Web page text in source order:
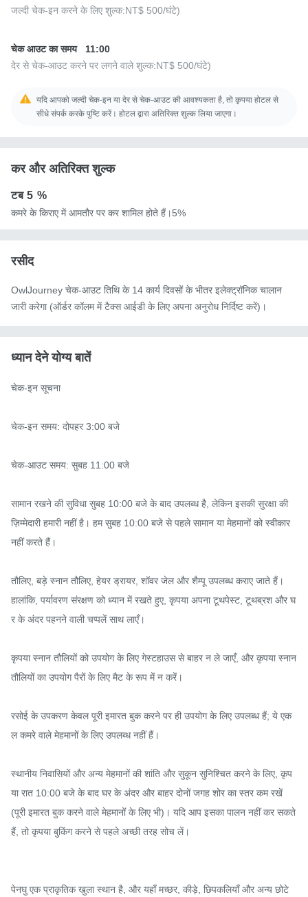
जल्दी चेक-इन करने के लिए शुल्क:NT$ 500/घंटे)
चेक आउट का समय
11:00
देर से चेक-आउट करने पर लगने वाले शुल्क:NT$ 500/घंटे)
यदि आपको जल्दी चेक-इन या देर से चेक-आउट की आवश्यकता है, तो कृपया होटल से
सीधे संपर्क करके पुष्टि करें। होटल द्वारा अतिरिक्त शुल्क लिया जाएगा।
कर और अतिरिक्त शुल्क
टब5 %
कमरे के किराए में आमतौर पर कर शामिल होते हैं।5%
रसीद
OwlJourney चेक-आउट तिथि के 14 कार्य दिवसों के भीतर इलेक्ट्रॉनिक चालान
जारी करेगा (ऑर्डर कॉलम में टैक्स आईडी के लिए अपना अनुरोध निर्दिष्ट करें)।
ध्यान देने योग्य बातें
चेक-इन सूचना
चेक-इन समय: दोपहर 3:00 बजे
चेक-आउट समय: सुबह 11:00 बजे
सामान रखने की सुविधा सुबह 10:00 बजे के बाद उपलब्ध है, लेकिन इसकी सुरक्षा की
ज़िम्मेदारी हमारी नहीं है। हम सुबह 10:00 बजे से पहले सामान या मेहमानों को स्वीकार
नहीं करते हैं।
तौलिए, बड़े स्नान तौलिए, हेयर ड्रायर, शॉवर जेल और शैम्पू उपलब्ध कराए जाते हैं।
हालांकि, पर्यावरण संरक्षण को ध्यान में रखते हुए, कृपया अपना टूथपेस्ट, टूथब्रश और घ
र के अंदर पहनने वाली चप्पलें साथ लाएँ।
कृपया स्नान तौलियों को उपयोग के लिए गेस्टहाउस से बाहर न ले जाएँ, और कृपया स्नान
तौलियों का उपयोग पैरों के लिए मैट के रूप में न करें।
रसोई के उपकरण केवल पूरी इमारत बुक करने पर ही उपयोग के लिए उपलब्ध हैं; ये एक
ल कमरे वाले मेहमानों के लिए उपलब्ध नहीं हैं।
स्थानीय निवासियों और अन्य मेहमानों की शांति और सुकून सुनिश्चित करने के लिए, कृप
या रात 10:00 बजे के बाद घर के अंदर और बाहर दोनों जगह शोर का स्तर कम रखें
(पूरी इमारत बुक करने वाले मेहमानों के लिए भी)। यदि आप इसका पालन नहीं कर सकते
हैं, तो कृपया बुकिंग करने से पहले अच्छी तरह सोच लें।
पेनघु एक प्राकृतिक खुला स्थान है, और यहाँ मच्छर, कीड़े, छिपकलियाँ और अन्य छोटे